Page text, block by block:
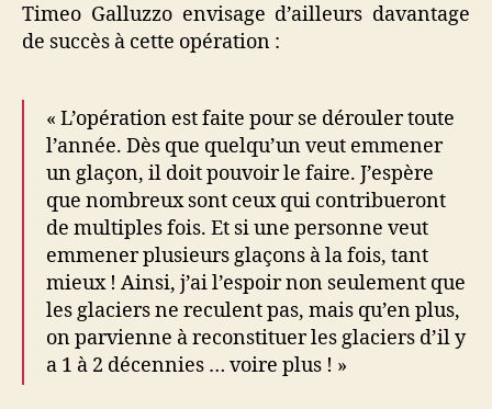
Timeo Galluzzo envisage d’ailleurs davantage
de succès à cette opération :
« L’opération est faite pour se dérouler toute
l’année. Dès que quelqu’un veut emmener
un glaçon, il doit pouvoir le faire. J’espère
que nombreux sont ceux qui contribueront
de multiples fois. Et si une personne veut
emmener plusieurs glaçons à la fois, tant
mieux ! Ainsi, j’ai l’espoir non seulement que
les glaciers ne reculent pas, mais qu’en plus,
on parvienne à reconstituer les glaciers d’il y
a 1 à 2 décennies … voire plus ! »